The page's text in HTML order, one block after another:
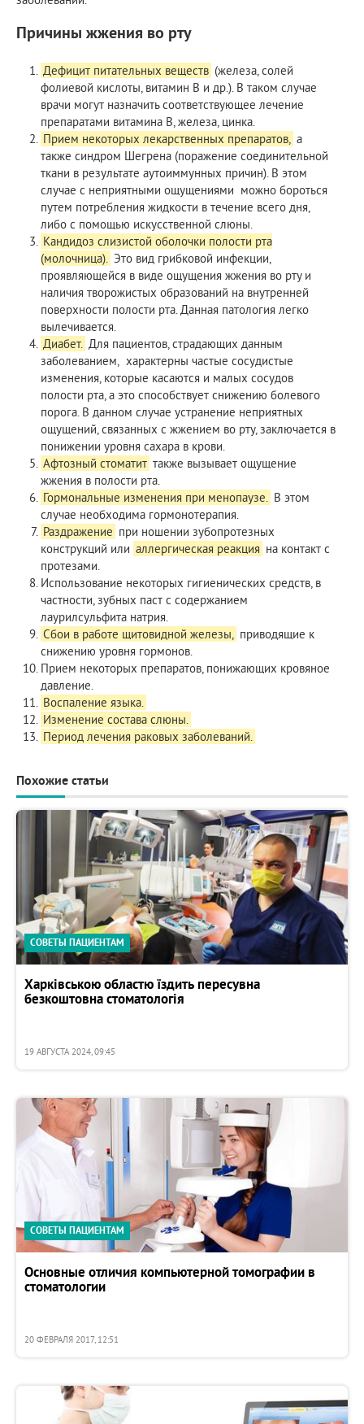
Причины жжения во рту
Дефицит питательных веществ (железа, солей
фолиевой кислоты, витамин B и др.). В таком случае
врачи могут назначить соответствующее лечение
препаратами витамина B, железа, цинка.
Прием некоторых лекарственных препаратов, а
также синдром Шегрена (поражение соединительной
ткани в результате аутоиммунных причин). В этом
случае с неприятными ощущениями можно бороться
путем потребления жидкости в течение всего дня,
либо с помощью искусственной слюны.
Кандидоз слизистой оболочки полости рта
(молочница). Это вид грибковой инфекции,
проявляющейся в виде ощущения жжения во рту и
наличия творожистых образований на внутренней
поверхности полости рта. Данная патология легко
вылечивается.
Диабет. Для пациентов, страдающих данным
заболеванием, характерны частые сосудистые
изменения, которые касаются и малых сосудов
полости рта, а это способствует снижению болевого
порога. В данном случае устранение неприятных
ощущений, связанных с жжением во рту, заключается в
понижении уровня сахара в крови.
Афтозный стоматит также вызывает ощущение
жжения в полости рта.
Гормональные изменения при менопаузе. В этом
случае необходима гормонотерапия.
Раздражение при ношении зубопротезных
конструкций или аллергическая реакция на контакт с
протезами.
Использование некоторых гигиенических средств, в
частности, зубных паст с содержанием
лаурилсульфита натрия.
Сбои в работе щитовидной железы, приводящие к
снижению уровня гормонов.
Прием некоторых препаратов, понижающих кровяное
давление.
Воспаление языка.
Изменение состава слюны.
Период лечения раковых заболеваний.
Похожие статьи
СОВЕТЫ ПАЦИЕНТАМ
Харківською областю їздить пересувна
безкоштовна стоматологія
19 АВГУСТА 2024, 09:45
СОВЕТЫ ПАЦИЕНТАМ
Основные отличия компьютерной томографии в
стоматологии
20 ФЕВРАЛЯ 2017, 12:51